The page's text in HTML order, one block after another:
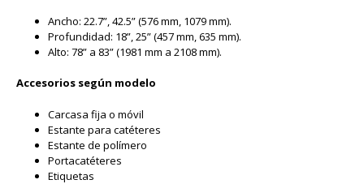
Ancho: 22.7”, 42.5” (576 mm, 1079 mm).
Profundidad: 18”, 25” (457 mm, 635 mm).
Alto: 78” a 83” (1981 mm a 2108 mm).
Accesorios según modelo
Carcasa fija o móvil
Estante para catéteres
Estante de polímero
Portacatéteres
Etiquetas